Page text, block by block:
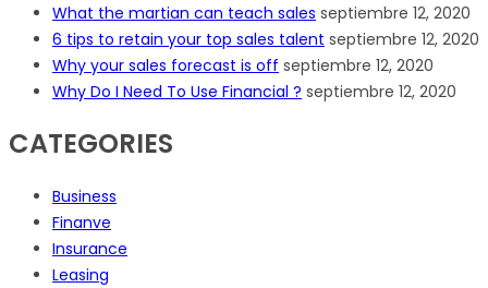
What the martian can teach sales septiembre 12, 2020
6 tips to retain your top sales talent septiembre 12, 2020
Why your sales forecast is off septiembre 12, 2020
Why Do I Need To Use Financial ? septiembre 12, 2020
CATEGORIES
Business
Finanve
Insurance
Leasing